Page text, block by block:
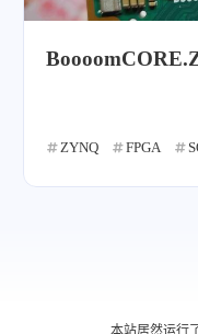
ZYNQ FPGA
本站居然运行